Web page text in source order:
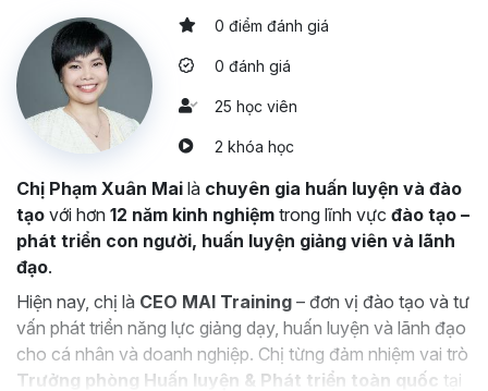
lãnh đạo.
0 điểm đánh giá
0 đánh giá
25 học viên
2 khóa học
Chị Phạm Xuân Mai là chuyên gia huấn luyện và đào
tạo với hơn 12 năm kinh nghiệm trong lĩnh vực đào tạo –
phát triển con người, huấn luyện giảng viên và lãnh
đạo.
Hiện nay, chị là CEO MAI Training – đơn vị đào tạo và tư
vấn phát triển năng lực giảng dạy, huấn luyện và lãnh đạo
cho cá nhân và doanh nghiệp. Chị từng đảm nhiệm vai trò
Trưởng phòng Huấn luyện & Phát triển toàn quốc tại